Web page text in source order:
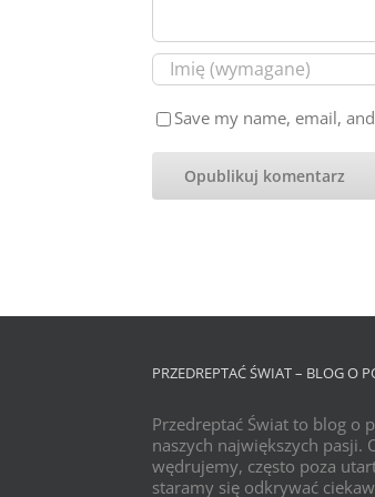
Save my name, email,
PRZEDREPTAĆ ŚWIAT – BLOG O
Przedreptać Świat to blog o
naszych największych pasji.
wędrujemy, często poza
staramy się odkrywać